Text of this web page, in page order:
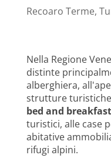
Recoaro Terme,
Nella Regione
distinte
alberghiera,
strutture
bed and breakfast
turistici, alle case
abitative
rifugi alpini.